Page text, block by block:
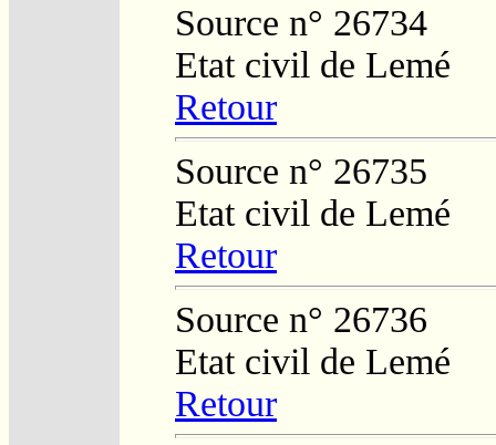
Source n° 26734
Etat civil de Lemé
Retour
Source n° 26735
Etat civil de Lemé
Retour
Source n° 26736
Etat civil de Lemé
Retour